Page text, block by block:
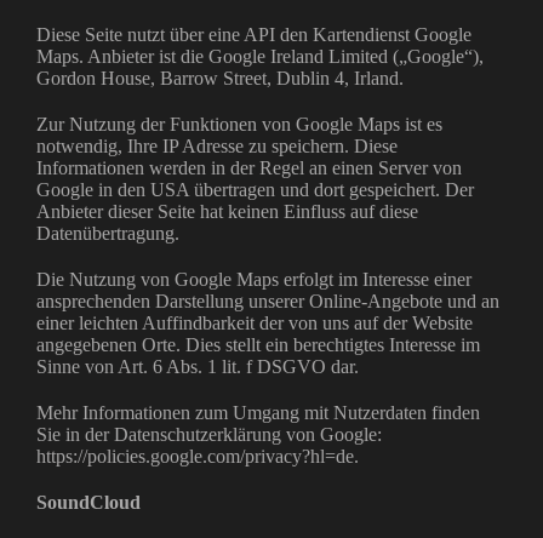
Diese Seite nutzt über eine API den Kartendienst Google
Maps. Anbieter ist die Google Ireland Limited („Google“),
Gordon House, Barrow Street, Dublin 4, Irland.
Zur Nutzung der Funktionen von Google Maps ist es
notwendig, Ihre IP Adresse zu speichern. Diese
Informationen werden in der Regel an einen Server von
Google in den USA übertragen und dort gespeichert. Der
Anbieter dieser Seite hat keinen Einfluss auf diese
Datenübertragung.
Die Nutzung von Google Maps erfolgt im Interesse einer
ansprechenden Darstellung unserer Online-Angebote und an
einer leichten Auffindbarkeit der von uns auf der Website
angegebenen Orte. Dies stellt ein berechtigtes Interesse im
Sinne von Art. 6 Abs. 1 lit. f DSGVO dar.
Mehr Informationen zum Umgang mit Nutzerdaten finden
Sie in der Datenschutzerklärung von Google:
https://policies.google.com/privacy?hl=de.
SoundCloud